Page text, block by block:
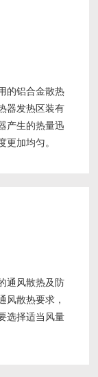
的铝合金散热
器发热区装有
产生的热量迅
更加均匀。
通风散热及防
风散热要求，
选择适当风量